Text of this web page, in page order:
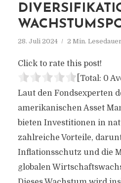
28. Juli 2024 2 Min. Lesedauer
Click to rate this post!
[Total: 0
Laut den Fondsexperten
amerikanischen Asset
bieten Investitionen in
zahlreiche Vorteile,
Inflationsschutz und die
globalen